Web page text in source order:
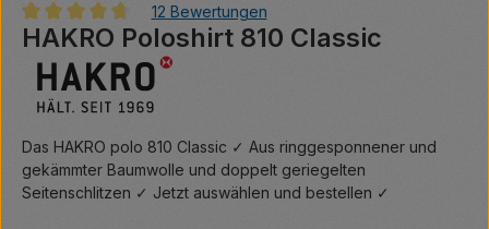
Durchschnittliche Bewertung von 4.83 von 5 Sternen
12 Bewertungen
HAKRO Poloshirt 810 Classic
Das HAKRO polo 810 Classic ✓ Aus ringgesponnener und
gekämmter Baumwolle und doppelt geriegelten
Seitenschlitzen ✓ Jetzt auswählen und bestellen ✓